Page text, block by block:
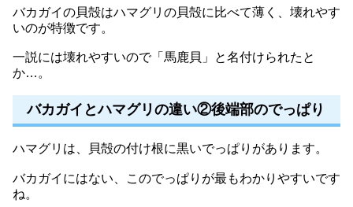
バカガイの貝殻はハマグリの貝殻に比べて薄く、壊れやす
いのが特徴です。
一説には壊れやすいので「馬鹿貝」と名付けられたと
か…。
バカガイとハマグリの違い②後端部のでっぱり
ハマグリは、貝殻の付け根に黒いでっぱりがあります。
バカガイにはない、このでっぱりが最もわかりやすいです
ね。